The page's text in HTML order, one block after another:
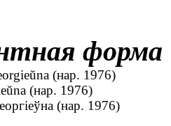
форма
(нар. 1976)
(нар. 1976)
(нар. 1976)